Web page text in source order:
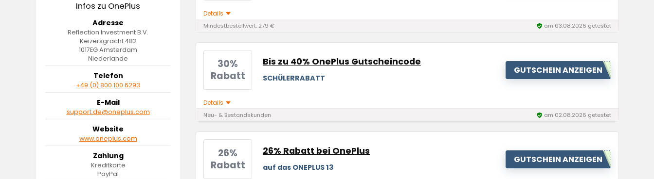
Details
Mindestbestellwert: 279 € am 03.08.2026 getestet
30%
Rabatt
Bis zu 40% OnePlus Gutscheincode
SCHÜLERRABATT
GUTSCHEIN ANZEIGEN
Details
Neu- & Bestandskunden am 02.08.2026 getestet
26%
Rabatt
26% Rabatt bei OnePlus
auf das ONEPLUS 13
GUTSCHEIN ANZEIGEN
Infos zu OnePlus
Adresse
Reflection Investment B.V.
Keizersgracht 482
1017EG Amsterdam
Niederlande
Telefon
+49 (0) 800 100 6293
E-Mail
support.de@oneplus.com
Website
www.oneplus.com
Zahlung
Kreditkarte
PayPal